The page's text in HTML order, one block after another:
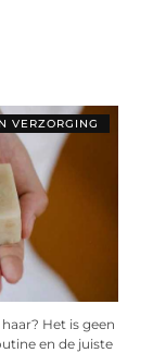
VERZORGING
Het is geen
en de juiste